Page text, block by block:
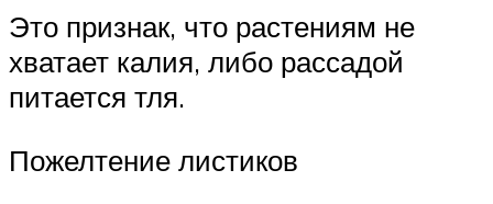
Это признак, что растениям не
хватает калия, либо рассадой
питается тля.
Пожелтение листиков